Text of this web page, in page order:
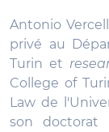
Antonio
privé au
Turin et
College of
Law de
son doctorat